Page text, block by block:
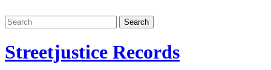
Streetjustice Records